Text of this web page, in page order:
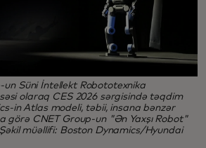
Süni İntellekt Robototexnika
olaraq CES 2026 sərgisində təqdim
in Atlas modeli, təbii, insana bənzər
görə CNET Group-un "Ən Yaxşı Robot"
müəllifi: Boston Dynamics/Hyundai